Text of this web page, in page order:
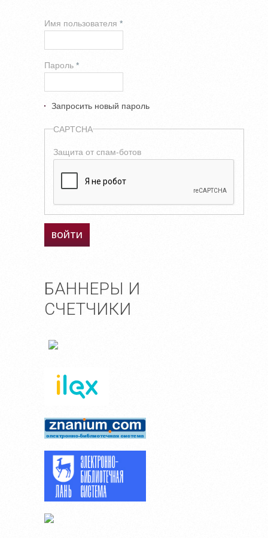
Имя пользователя *
Пароль *
Запросить новый пароль
CAPTCHA
Защита от спам-ботов
БАННЕРЫ И
СЧЕТЧИКИ